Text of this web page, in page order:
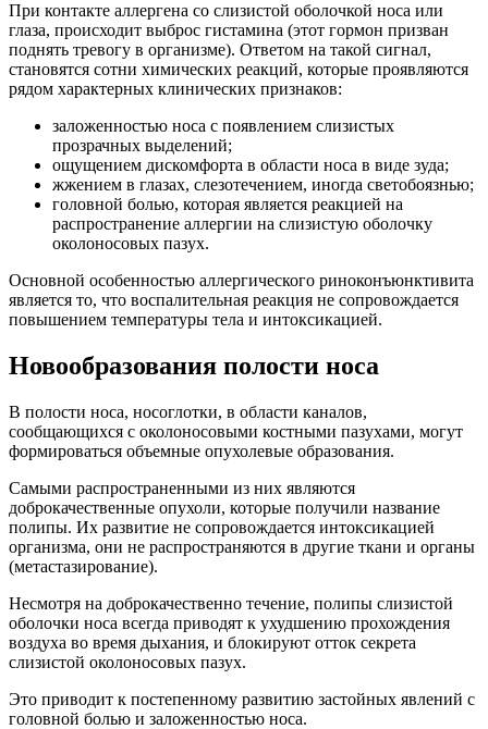
При контакте аллергена со слизистой оболочкой носа или
глаза, происходит выброс гистамина (этот гормон призван
поднять тревогу в организме). Ответом на такой сигнал,
становятся сотни химических реакций, которые проявляются
рядом характерных клинических признаков:
заложенностью носа с появлением слизистых
прозрачных выделений;
ощущением дискомфорта в области носа в виде зуда;
жжением в глазах, слезотечением, иногда светобоязнью;
головной болью, которая является реакцией на
распространение аллергии на слизистую оболочку
околоносовых пазух.
Основной особенностью аллергического риноконъюнктивита
является то, что воспалительная реакция не сопровождается
повышением температуры тела и интоксикацией.
Новообразования полости носа
В полости носа, носоглотки, в области каналов,
сообщающихся с околоносовыми костными пазухами, могут
формироваться объемные опухолевые образования.
Самыми распространенными из них являются
доброкачественные опухоли, которые получили название
полипы. Их развитие не сопровождается интоксикацией
организма, они не распространяются в другие ткани и органы
(метастазирование).
Несмотря на доброкачественно течение, полипы слизистой
оболочки носа всегда приводят к ухудшению прохождения
воздуха во время дыхания, и блокируют отток секрета
слизистой околоносовых пазух.
Это приводит к постепенному развитию застойных явлений с
головной болью и заложенностью носа.